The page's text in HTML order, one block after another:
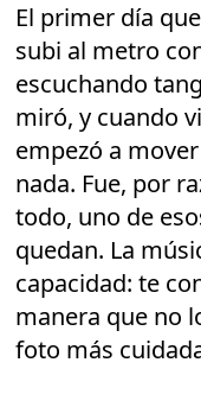
El primer día
subi al metro
escuchando
miró, y cuando
empezó a
nada. Fue, por
todo, uno de
quedan. La
capacidad: te
manera que no
foto más